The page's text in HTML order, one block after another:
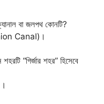
বা জলপথ কোনটি?
Canal)।
“গির্জার শহর” হিসেবে